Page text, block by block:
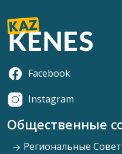
Facebook
Instagram
Общественные
Региональные